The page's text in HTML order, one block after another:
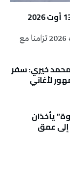
تُنظم جمعية تراثنا يوم الخميس المقبل 13 أوت 2026 تزامنا مع
خيري: سفر
لأغاني
يأخذان
إلى عمق